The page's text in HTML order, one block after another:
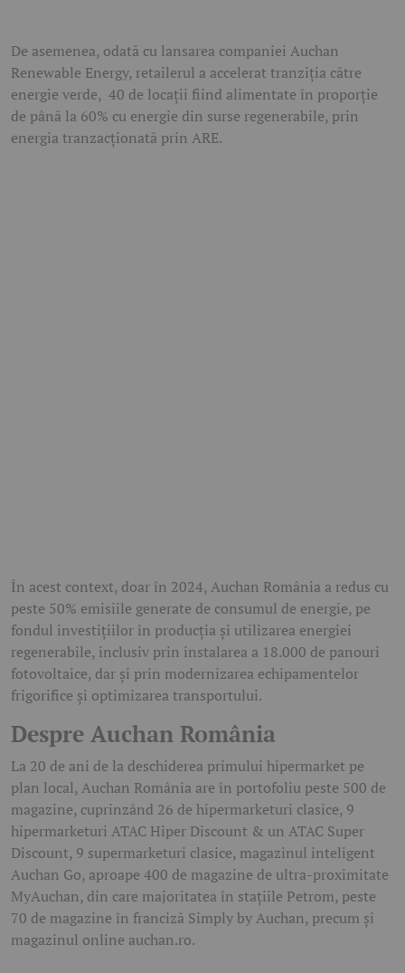
De asemenea, odată cu lansarea companiei Auchan
Renewable Energy, retailerul a accelerat tranziția către
energie verde, 40 de locații fiind alimentate în proporție
de până la 60% cu energie din surse regenerabile, prin
energia tranzacționată prin ARE.
În acest context, doar în 2024, Auchan România a redus cu
peste 50% emisiile generate de consumul de energie, pe
fondul investițiilor în producția și utilizarea energiei
regenerabile, inclusiv prin instalarea a 18.000 de panouri
fotovoltaice, dar și prin modernizarea echipamentelor
frigorifice și optimizarea transportului.
Despre Auchan România
La 20 de ani de la deschiderea primului hipermarket pe
plan local, Auchan România are în portofoliu peste 500 de
magazine, cuprinzând 26 de hipermarketuri clasice, 9
hipermarketuri ATAC Hiper Discount & un ATAC Super
Discount, 9 supermarketuri clasice, magazinul inteligent
Auchan Go, aproape 400 de magazine de ultra-proximitate
MyAuchan, din care majoritatea în stațiile Petrom, peste
70 de magazine în franciză Simply by Auchan, precum și
magazinul online auchan.ro.